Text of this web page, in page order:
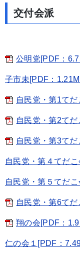
交付会派
公明党[PDF：
子市未[PDF：
自民党・第1て
自民党・第2て
自民党・第3て
自民党・第４てだ
自民党・第５てだ
自民党・第6て
翔の会[PDF：
仁の会１[PDF：